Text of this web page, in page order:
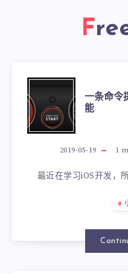
一条命令
能
2019-05-19 1
最近在学习iOS开发，